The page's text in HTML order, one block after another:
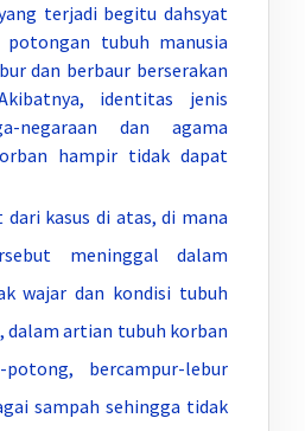
terjadi begitu dahsyat
potongan tubuh manusia
dan berbaur berserakan
identitas jenis
negaraan dan agama
hampir tidak dapat
kasus di atas, di mana
meninggal dalam
wajar dan kondisi tubuh
dalam artian tubuh korban
bercampur-lebur
sampah sehingga tidak